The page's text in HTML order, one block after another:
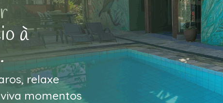
à
relaxe
momentos